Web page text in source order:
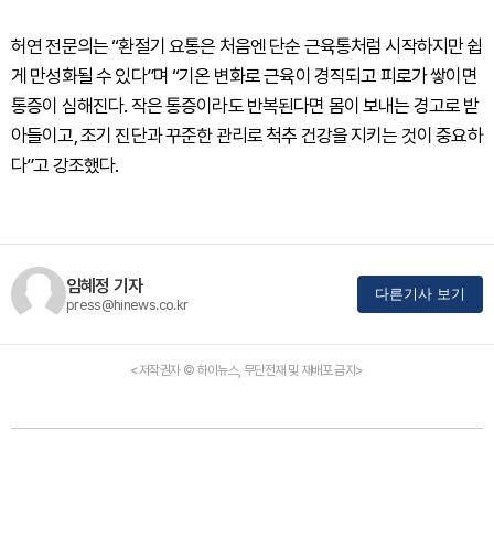
허연 전문의는 “환절기 요통은 처음엔 단순 근육통처럼 시작하지만 쉽
게 만성화될 수 있다”며 “기온 변화로 근육이 경직되고 피로가 쌓이면
통증이 심해진다. 작은 통증이라도 반복된다면 몸이 보내는 경고로 받
아들이고, 조기 진단과 꾸준한 관리로 척추 건강을 지키는 것이 중요하
다”고 강조했다.
임혜정 기자
press@hinews.co.kr
다른기사 보기
<저작권자 © 하이뉴스, 무단전재 및 재배포 금지>